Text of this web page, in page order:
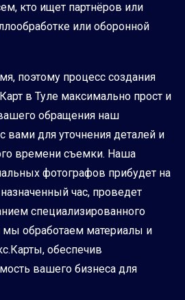
кто ищет партнёров или
или оборонной
поэтому процесс создания
в Туле максимально прост и
обращения наш
вами для уточнения деталей и
времени съемки. Наша
фотографов прибудет на
час, проведет
специализированного
мы обработаем материалы и
обеспечив
вашего бизнеса для